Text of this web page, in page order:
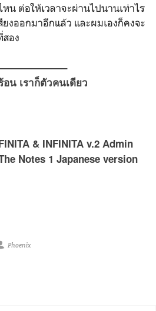
น ต่อให้เวลาจะผ่านไปนานเท่าไร
งออกมาอีกแล้ว และผมเองก็คงจะ
สอง
น เราก็ตัวคนเดียว
& INFINITA v.2 Admin
Notes 1 Japanese version
Phoenix